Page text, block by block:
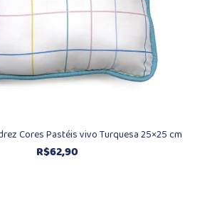
Cores Pastéis vivo Turquesa 25×25 cm
R$62,90